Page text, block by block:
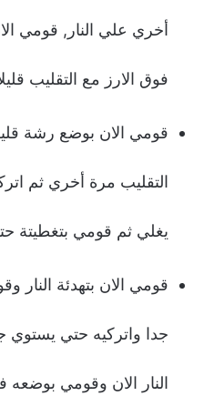
أخري علي النار, قومي
فوق الارز مع التقليب
قومي الان بوضع رشة
التقليب مرة أخري ثم
يغلي ثم قومي بتغطيتة
قومي الان بتهدئة النار
جدا واتركيه حتي يستوي
النار الان وقومي بوضعه